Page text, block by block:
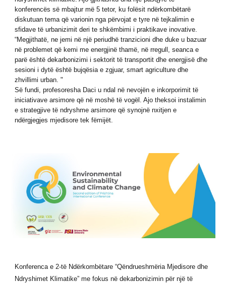
konferencës së mbajtur më 5 tetor, ku folësit ndërkombëtarë
diskutuan tema që varionin nga përvojat e tyre në tejkalimin e
sfidave të urbanizimit deri te shkëmbimi i praktikave inovative.
“Megjithatë, ne jemi në një periudhë tranzicioni dhe duke u bazuar
në problemet që kemi me energjinë thamë, në rregull, seanca e
parë është dekarbonizimi i sektorit të transportit dhe energjisë dhe
sesioni i dytë është bujqësia e zgjuar, smart agriculture dhe
zhvillimi urban. "
Së fundi, profesoresha Daci u ndal në nevojën e inkorporimit të
iniciativave arsimore që në moshë të vogël. Ajo theksoi instalimin
e strategjive të ndryshme arsimore që synojnë nxitjen e
ndërgjegjes mjedisore tek fëmijët.
Konferenca e 2-të Ndërkombëtare “Qëndrueshmëria Mjedisore dhe
Ndryshimet Klimatike” me fokus në dekarbonizimin për një të